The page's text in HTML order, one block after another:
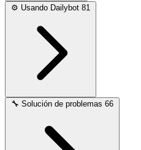
⚙️ Usando Dailybot 81
🔧 Solución de problemas 66